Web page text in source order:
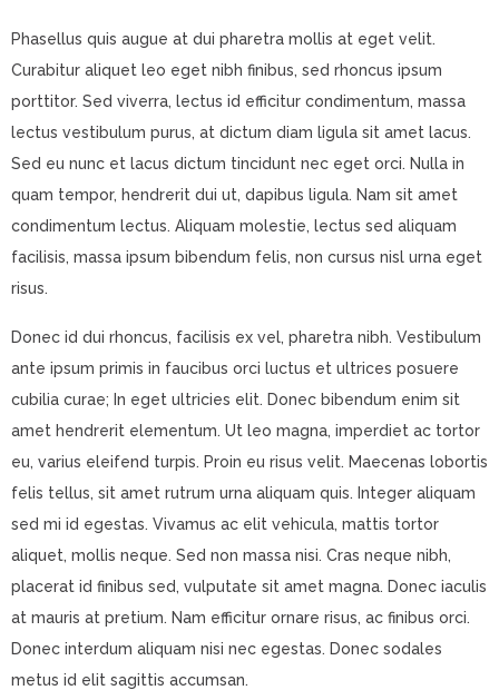
Phasellus quis augue at dui pharetra mollis at eget velit.
Curabitur aliquet leo eget nibh finibus, sed rhoncus ipsum
porttitor. Sed viverra, lectus id efficitur condimentum, massa
lectus vestibulum purus, at dictum diam ligula sit amet lacus.
Sed eu nunc et lacus dictum tincidunt nec eget orci. Nulla in
quam tempor, hendrerit dui ut, dapibus ligula. Nam sit amet
condimentum lectus. Aliquam molestie, lectus sed aliquam
facilisis, massa ipsum bibendum felis, non cursus nisl urna eget
risus.
Donec id dui rhoncus, facilisis ex vel, pharetra nibh. Vestibulum
ante ipsum primis in faucibus orci luctus et ultrices posuere
cubilia curae; In eget ultricies elit. Donec bibendum enim sit
amet hendrerit elementum. Ut leo magna, imperdiet ac tortor
eu, varius eleifend turpis. Proin eu risus velit. Maecenas lobortis
felis tellus, sit amet rutrum urna aliquam quis. Integer aliquam
sed mi id egestas. Vivamus ac elit vehicula, mattis tortor
aliquet, mollis neque. Sed non massa nisi. Cras neque nibh,
placerat id finibus sed, vulputate sit amet magna. Donec iaculis
at mauris at pretium. Nam efficitur ornare risus, ac finibus orci.
Donec interdum aliquam nisi nec egestas. Donec sodales
metus id elit sagittis accumsan.